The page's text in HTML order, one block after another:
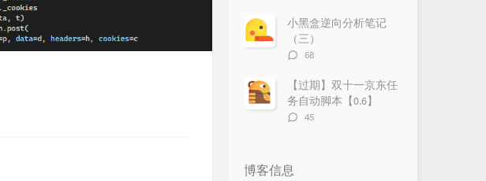
数：
小黑盒逆向分析笔记
（三）
评
数：
68
【过期】双十一京东任
务自动脚本【0.6】
评
45
博客信息